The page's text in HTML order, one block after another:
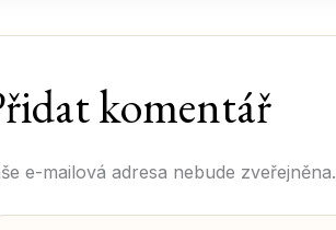
e-mailová adresa nebude zveřejněna.